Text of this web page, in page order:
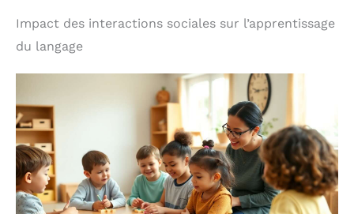
Impact des interactions sociales sur l’apprentissage
du langage